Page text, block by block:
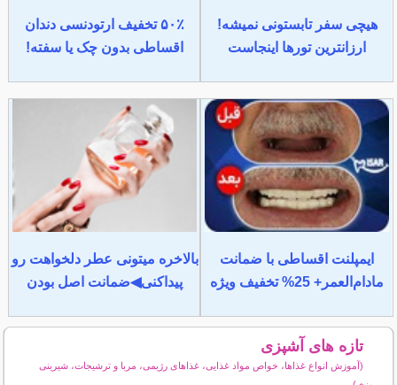
هیچی سفر تابستونی نمیشه!
ارزانترین تورها اینجاست
۵۰٪ تخفیف ارتودنسی دندان
اقساطی بدون چک یا سفته!
ایمپلنت اقساطی با ضمانت
مادام‌العمر+ 25% تخفیف ویژه
بالاخره میتونی عطر دلخواهت رو
پیداکنی◀ضمانت اصل بودن
تازه های آشپزی
(آموزش انواع غذاها، خواص مواد غذایی، غذاهای رژیمی، مربا و ترشیجات، شیرینی